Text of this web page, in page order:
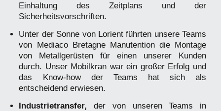
Einhaltung des Zeitplans und der
Sicherheitsvorschriften.
Unter der Sonne von Lorient führten unsere Teams
von Mediaco Bretagne Manutention die Montage
von Metallgerüsten für einen unserer Kunden
durch. Unser Mobilkran war ein großer Erfolg und
das Know-how der Teams hat sich als
entscheidend erwiesen.
Industrietransfer, der von unseren Teams in